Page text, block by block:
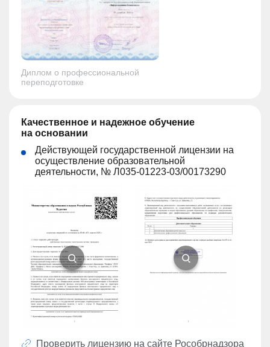
Диплом о профессиональной
переподготовке
Качественное и надежное обучение
на основании
Действующей государственной лицензии на
осуществление образовательной
деятельности, № Л035-01223-03/00173290
Проверить лицензию на сайте Рособрнадзора